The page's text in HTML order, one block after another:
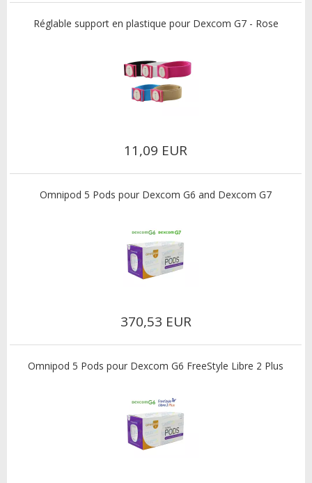
Réglable support en plastique pour Dexcom G7 - Rose
11,09 EUR
Omnipod 5 Pods pour Dexcom G6 and Dexcom G7
370,53 EUR
Omnipod 5 Pods pour Dexcom G6 FreeStyle Libre 2 Plus